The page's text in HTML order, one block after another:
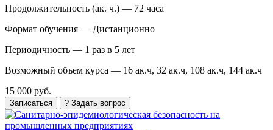
Продолжительность (ак. ч.) — 72 часа
Формат обучения — Дистанционно
Периодичность — 1 раз в 5 лет
Возможный объем курса — 16 ак.ч, 32 ак.ч, 108 ак.ч, 144 ак.ч
15 000 руб.
Записаться ? Задать вопрос